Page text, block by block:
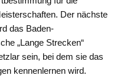
Der nächste
das Baden-
„Lange Strecken“
sein, bei dem sie das
kennenlernen wird.